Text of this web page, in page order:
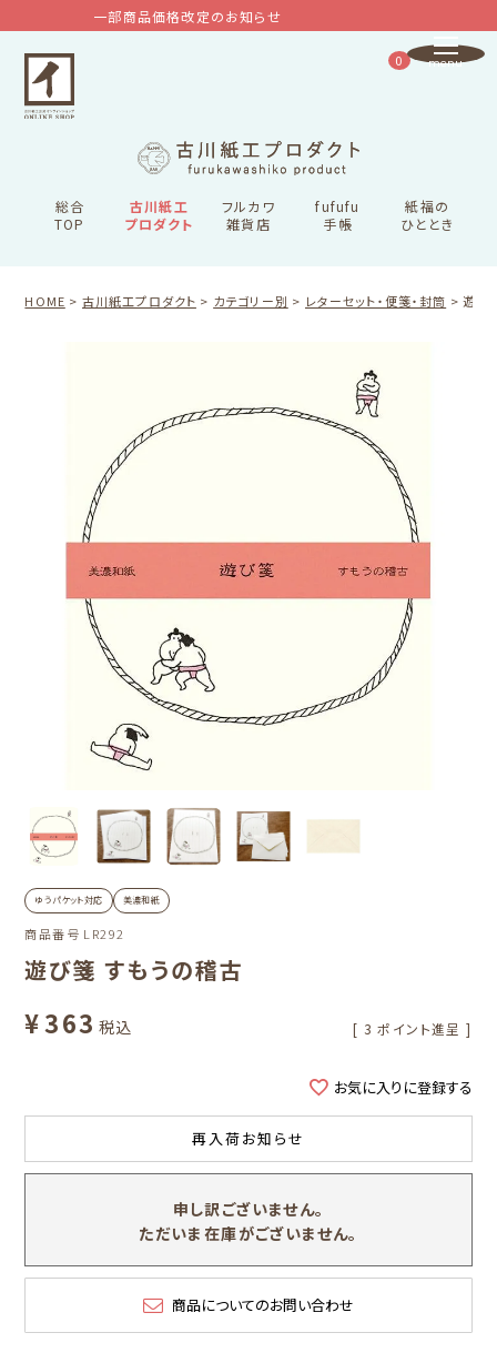
一部商品価格改定のお知らせ
総合
TOP
古川紙工
プロダクト
フルカワ
雑貨店
fufufu
手帳
紙福の
ひととき
0
HOME 古川紙工プロダクト カテゴリー別 レターセット・便箋・封筒 遊び
ゆうパケット対応 美濃和紙
商品番号 LR292
遊び箋 すもうの稽古
¥363 税込 [ 3 ポイント進呈 ]
お気に入りに登録する
再入荷お知らせ
申し訳ございません。
ただいま在庫がございません。
商品についてのお問い合わせ